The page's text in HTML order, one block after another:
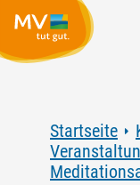
Startseite